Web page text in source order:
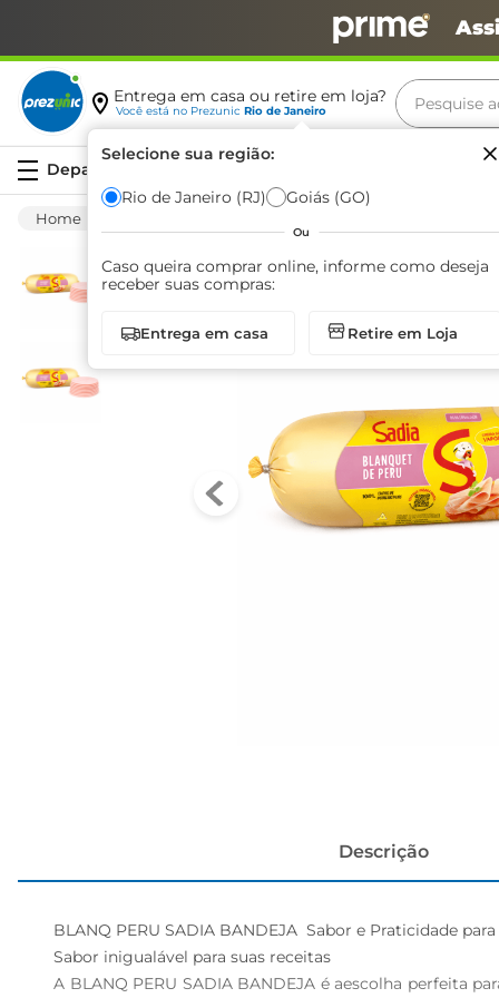
Entrega em casa ou retire em loja?
Você está no Prezunic Rio de Janeiro
Selecione sua região:
Rio de Janeiro (RJ) Goiás (GO)
Ou
Caso queira comprar online, informe como deseja
receber suas compras:
Entrega em casa Retire em Loja
Pesquise
Descrição
BLANQ PERU SADIA BANDEJA  Sabor e Praticidade para
Sabor inigualável para suas receitas
A BLANQ PERU SADIA BANDEJA é aescolha perfeita
Termos
café
arroz
azeite
iogurte
papel